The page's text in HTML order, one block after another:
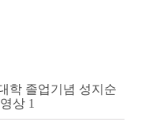
학 졸업기념 성지순
상 1